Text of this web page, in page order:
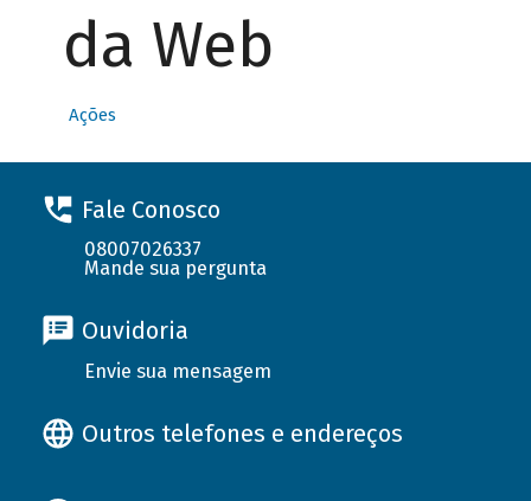
da Web
Ações
Fale Conosco
08007026337
Mande sua pergunta
Ouvidoria
Envie sua mensagem
Outros telefones e endereços